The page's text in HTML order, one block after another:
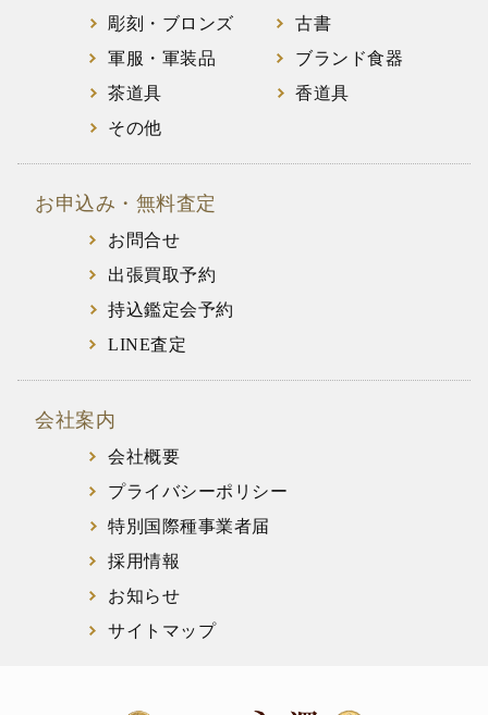
彫刻・ブロンズ
古書
軍服・軍装品
ブランド食器
茶道具
香道具
その他
お申込み・無料査定
お問合せ
出張買取予約
持込鑑定会予約
LINE査定
会社案内
会社概要
プライバシーポリシー
特別国際種事業者届
採用情報
お知らせ
サイトマップ